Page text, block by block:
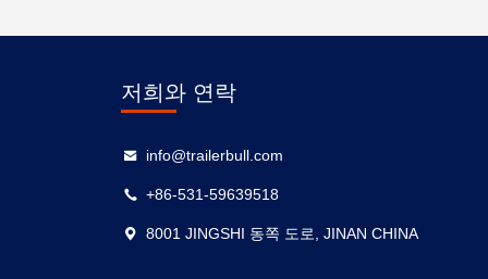
저희와 연락
info@trailerbull.com
+86-531-59639518
8001 JINGSHI 동쪽 도로, JINAN CHINA